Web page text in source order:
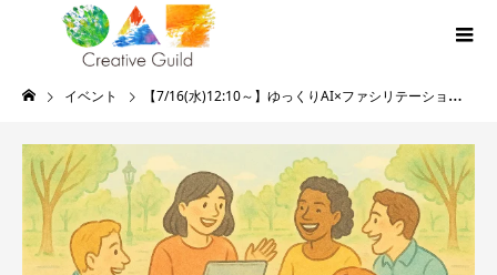
イベント 【7/16(水)12:10～】ゆっくりAI×ファシリテーション勉強会（第11回）